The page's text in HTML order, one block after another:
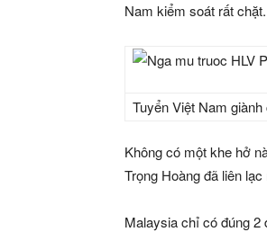
Nam kiểm soát rất chặt.
Tuyển Việt Nam
Không có một khe hở
Trọng Hoàng đã liên
Malaysia chỉ có đúng 2